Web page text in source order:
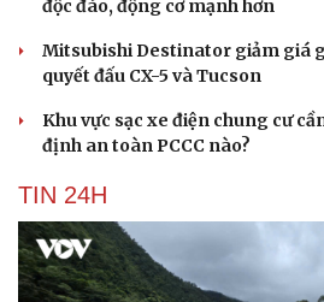
độc đáo, động cơ mạnh hơn
Mitsubishi Destinator giảm giá
quyết đấu CX-5 và Tucson
Khu vực sạc xe điện chung cư
định an toàn PCCC nào?
TIN 24H